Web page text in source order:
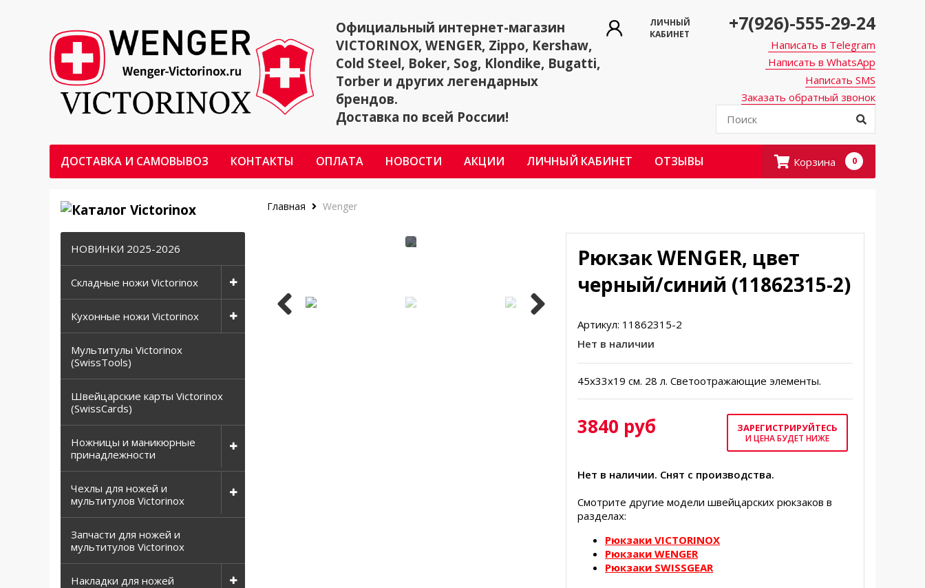
Официальный интернет-магазин
VICTORINOX, WENGER, Zippo, Kershaw,
Cold Steel, Boker, Sog, Klondike, Bugatti,
Torber и других легендарных
брендов.
Доставка по всей России!
ЛИЧНЫЙ
КАБИНЕТ
+7(926)-555-29-24
Написать в Telegram
Написать в WhatsApp
Написать SMS
Заказать обратный звонок
ДОСТАВКА И САМОВЫВОЗ КОНТАКТЫ ОПЛАТА НОВОСТИ АКЦИИ ЛИЧНЫЙ КАБИНЕТ ОТЗЫВЫ Корзина 0
НОВИНКИ 2025-2026
Складные ножи Victorinox
Кухонные ножи Victorinox
Мультитулы Victorinox
(SwissTools)
Швейцарские карты Victorinox
(SwissCards)
Ножницы и маникюрные
принадлежности
Чехлы для ножей и
мультитулов Victorinox
Запчасти для ножей и
мультитулов Victorinox
Накладки для ножей
Главная Wenger
Рюкзак WENGER, цвет
черный/синий (11862315-2)
Артикул: 11862315-2
Нет в наличии
45х33х19 см. 28 л. Светоотражающие элементы.
3840 руб ЗАРЕГИСТРИРУЙТЕСЬ
И ЦЕНА БУДЕТ НИЖЕ
Нет в наличии. Снят с производства.
Смотрите другие модели швейцарских рюкзаков в
разделах:
Рюкзаки VICTORINOX
Рюкзаки WENGER
Рюкзаки SWISSGEAR